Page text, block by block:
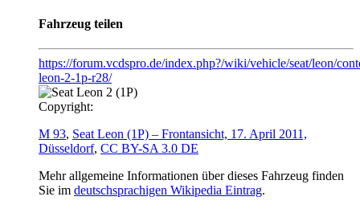
Fahrzeug teilen
https://forum.vcdspro.de/index.php?/wiki/vehicle/seat/leon/
leon-2-1p-r28/
Copyright:
M 93, Seat Leon (1P) – Frontansicht, 17. April 2011,
Düsseldorf, CC BY-SA 3.0 DE
Mehr allgemeine Informationen über dieses Fahrzeug finden
Sie im deutschsprachigen Wikipedia Eintrag.